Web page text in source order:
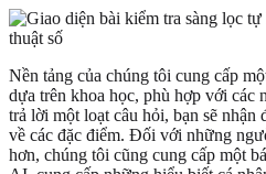
Nền tảng của chúng tôi cung cấp
dựa trên khoa học, phù hợp với các
trả lời một loạt câu hỏi, bạn sẽ nhận
về các đặc điểm. Đối với những
hơn, chúng tôi cũng cung cấp một